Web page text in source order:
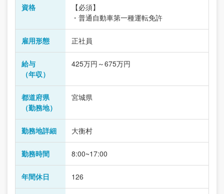
資格
【必須】
・普通自動車第一種運転免許
雇用形態 正社員
給与
（年収）
425万円～675万円
都道府県
（勤務地）
宮城県
勤務地詳細 大衡村
勤務時間 8:00~17:00
年間休日 126